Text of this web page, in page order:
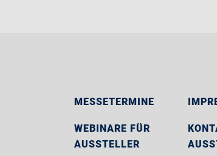
MESSETERMINE
WEBINARE FÜR
AUSSTELLER